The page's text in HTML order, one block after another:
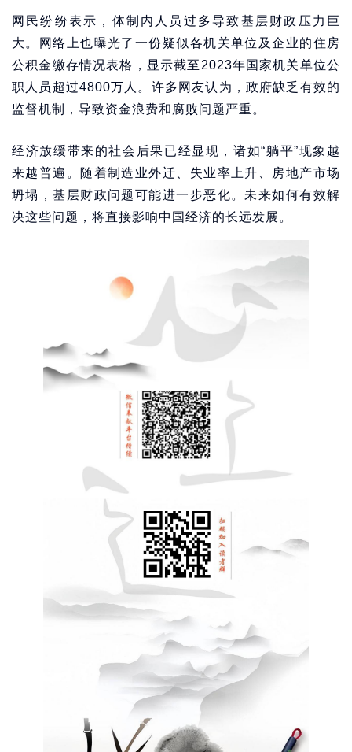
网民纷纷表示，体制内人员过多导致基层财政压力巨
大。网络上也曝光了一份疑似各机关单位及企业的住房
公积金缴存情况表格，显示截至2023年国家机关单位公
职人员超过4800万人。许多网友认为，政府缺乏有效的
监督机制，导致资金浪费和腐败问题严重。
经济放缓带来的社会后果已经显现，诸如“躺平”现象越
来越普遍。随着制造业外迁、失业率上升、房地产市场
坍塌，基层财政问题可能进一步恶化。未来如何有效解
决这些问题，将直接影响中国经济的长远发展。